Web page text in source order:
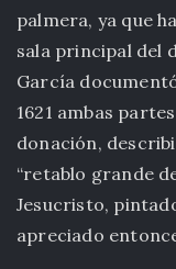
palmera, ya que
sala principal del
García
1621 ambas
donación,
“retablo grande
Jesucristo,
apreciado